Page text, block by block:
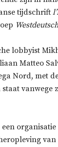
tijdschrift
lobbyist
Matteo
Nord, met